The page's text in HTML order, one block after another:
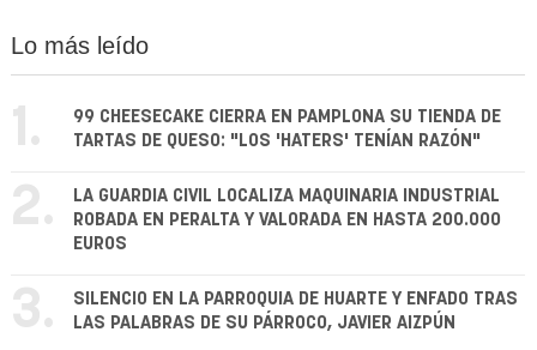
Lo más leído
1.
99 CHEESECAKE CIERRA EN PAMPLONA SU TIENDA DE
TARTAS DE QUESO: "LOS 'HATERS' TENÍAN RAZÓN"
2.
LA GUARDIA CIVIL LOCALIZA MAQUINARIA INDUSTRIAL
ROBADA EN PERALTA Y VALORADA EN HASTA 200.000
EUROS
3.
SILENCIO EN LA PARROQUIA DE HUARTE Y ENFADO TRAS
LAS PALABRAS DE SU PÁRROCO, JAVIER AIZPÚN